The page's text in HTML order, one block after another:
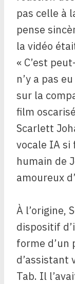
pas celle à
pense
la vidéo
« C’est
n’y a pas
sur la
film
Scarlett
vocale IA si
humain de
amoureux
À l’origine,
dispositif
forme
d’assistant
Tab. Il